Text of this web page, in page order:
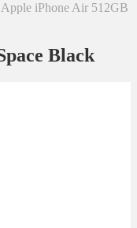
Apple iPhone Air 512GB
Black